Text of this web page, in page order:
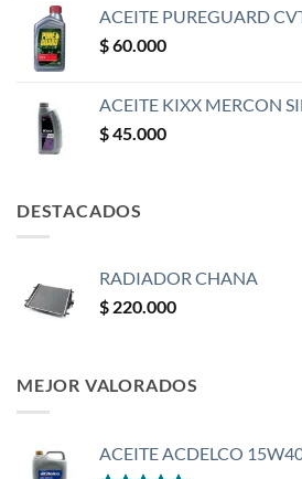
ACEITE PUREGUARD
$60.000
ACEITE KIXX MERCON
$45.000
DESTACADOS
RADIADOR CHANA
$ 220.000
MEJOR VALORADOS
ACEITE ACDELCO